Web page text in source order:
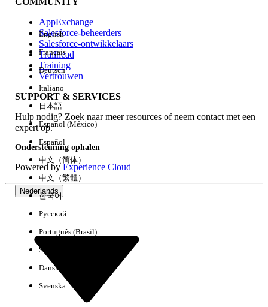
Ervaring
Alles wissen Gereed
Geen resultaten
AppExchange
Salesforce-beheerders
Salesforce-ontwikkelaars
Trailhead
Training
Vertrouwen
SUPPORT & SERVICES
Hulp nodig? Zoek naar meer resources of neem contact met een
expert op.
Ondersteuning ophalen
Powered byExperience Cloud
Nederlands
English
Français
Deutsch
Italiano
日本語
Español (México)
Español
中文（简体）
中文（繁體）
한국어
Русский
Português (Brasil)
Suomi
Dansk
Svenska